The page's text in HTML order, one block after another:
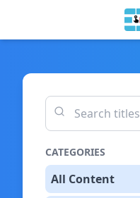
CATEGORIES
All Content